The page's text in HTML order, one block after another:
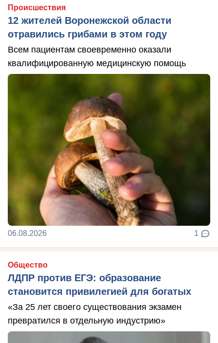
Происшествия
12 жителей Воронежской области
отравились грибами в этом году
Всем пациентам своевременно оказали
квалифицированную медицинскую помощь
06.08.2026 1
Общество
ЛДПР против ЕГЭ: образование
становится привилегией для богатых
«За 25 лет своего существования экзамен
превратился в отдельную индустрию»